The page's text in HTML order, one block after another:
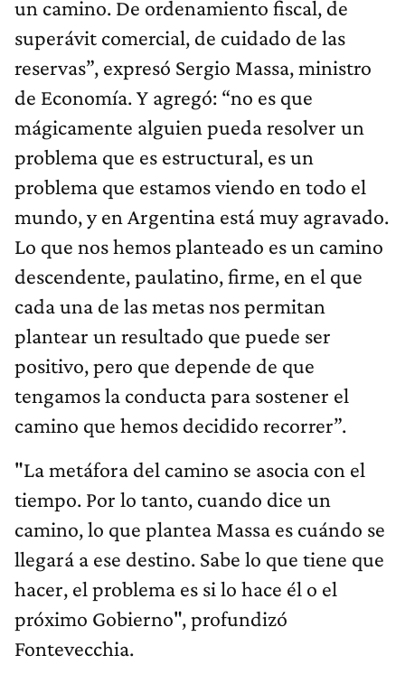
un camino. De ordenamiento fiscal, de
superávit comercial, de cuidado de las
reservas”, expresó Sergio Massa, ministro
de Economía. Y agregó: “no es que
mágicamente alguien pueda resolver un
problema que es estructural, es un
problema que estamos viendo en todo el
mundo, y en Argentina está muy agravado.
Lo que nos hemos planteado es un camino
descendente, paulatino, firme, en el que
cada una de las metas nos permitan
plantear un resultado que puede ser
positivo, pero que depende de que
tengamos la conducta para sostener el
camino que hemos decidido recorrer”.
"La metáfora del camino se asocia con el
tiempo. Por lo tanto, cuando dice un
camino, lo que plantea Massa es cuándo se
llegará a ese destino. Sabe lo que tiene que
hacer, el problema es si lo hace él o el
próximo Gobierno", profundizó
Fontevecchia.